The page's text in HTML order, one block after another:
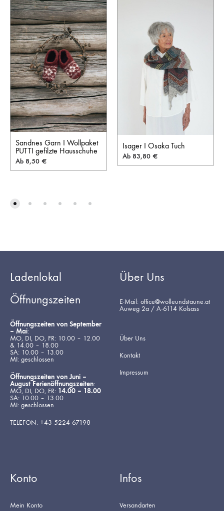
Sandnes Garn I Wollpaket
PUTTI gefilzte Hausschuhe
Ab 8,50 €
Isager I Osaka Tuch
Ab 83,80 €
Ladenlokal
Öffnungszeiten
Öffnungszeiten von September
– Mai:
MO, DI, DO, FR: 10.00 – 12.00
& 14.00 – 18.00
SA: 10.00 – 13.00
MI: geschlossen
Öffnungszeiten von Juni –
August Ferienöffnungszeiten:
MO, DI, DO, FR: 14.00 – 18.00
SA: 10.00 – 13.00
MI: geschlossen
TELEFON: +43 5224 67198
Über Uns
E-Mail: office@wolleundstaune.at
Auweg 2a / A-6114 Kolsass
Über Uns
Kontakt
Impressum
Konto
Mein Konto
Infos
Versandarten